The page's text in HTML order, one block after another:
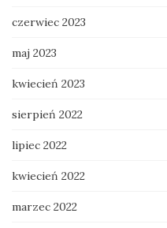
czerwiec 2023
maj 2023
kwiecień 2023
sierpień 2022
lipiec 2022
kwiecień 2022
marzec 2022